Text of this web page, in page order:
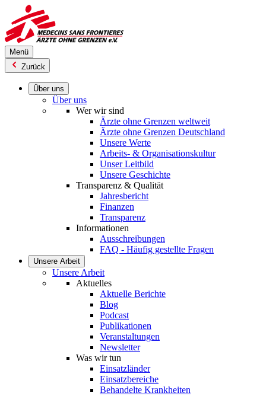
Direkt
zum
Inhalt
Menü
Zurück
Über uns
Über uns
Wer wir sind
Ärzte ohne Grenzen weltweit
Ärzte ohne Grenzen Deutschland
Unsere Werte
Arbeits- & Organisationskultur
Unser Leitbild
Unsere Geschichte
Transparenz & Qualität
Jahresbericht
Finanzen
Transparenz
Informationen
Ausschreibungen
FAQ - Häufig gestellte Fragen
Unsere Arbeit
Unsere Arbeit
Aktuelles
Aktuelle Berichte
Blog
Podcast
Publikationen
Veranstaltungen
Newsletter
Was wir tun
Einsatzländer
Einsatzbereiche
Behandelte Krankheiten